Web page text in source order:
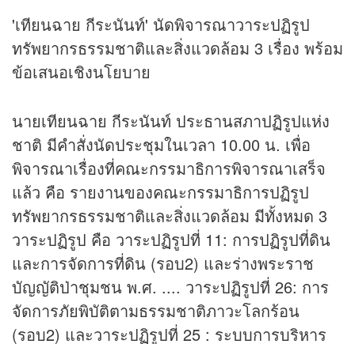
'เทียนฉาย กีระนันท์' นัดพิจารณาวาระปฏิรูป
ทรัพยากรธรรมชาติและสิ่งแวดล้อม 3 เรื่อง พร้อม
ข้อเสนอเชิงนโยบาย
นายเทียนฉาย กีระนันท์ ประธานสภาปฏิรูปแห่ง
ชาติ มีคำสั่งนัดประชุมในเวลา 10.00 น. เพื่อ
พิจารณาเรื่องที่คณะกรรมาธิการพิจารณาเสร็จ
แล้ว คือ รายงานของคณะกรรมาธิการปฏิรูป
ทรัพยากรธรรมชาติและสิ่งแวดล้อม มีทั้งหมด 3
วาระปฏิรูป คือ วาระปฏิรูปที่ 11: การปฏิรูปที่ดิน
และการจัดการที่ดิน (รอบ2) และร่างพระราช
บัญญัติป่าชุมชน พ.ศ. .... วาระปฏิรูปที่ 26: การ
จัดการภัยพิบัติตามธรรมชาติภาวะโลกร้อน
(รอบ2) และวาระปฏิรูปที่ 25 : ระบบการบริหาร